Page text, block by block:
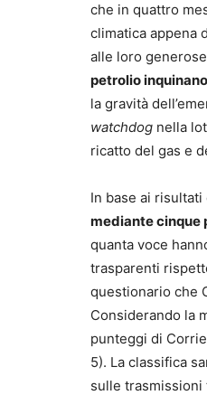
che in quattro
climatica appena
alle loro
petrolio
la gravità
watchdog nella
ricatto del gas e
In base ai
mediante cinque
quanta voce
trasparenti
questionario che
Considerando la
punteggi di
5). La classifica
sulle